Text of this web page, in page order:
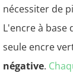
nécessiter de
L'encre à base
seule encre
négative.